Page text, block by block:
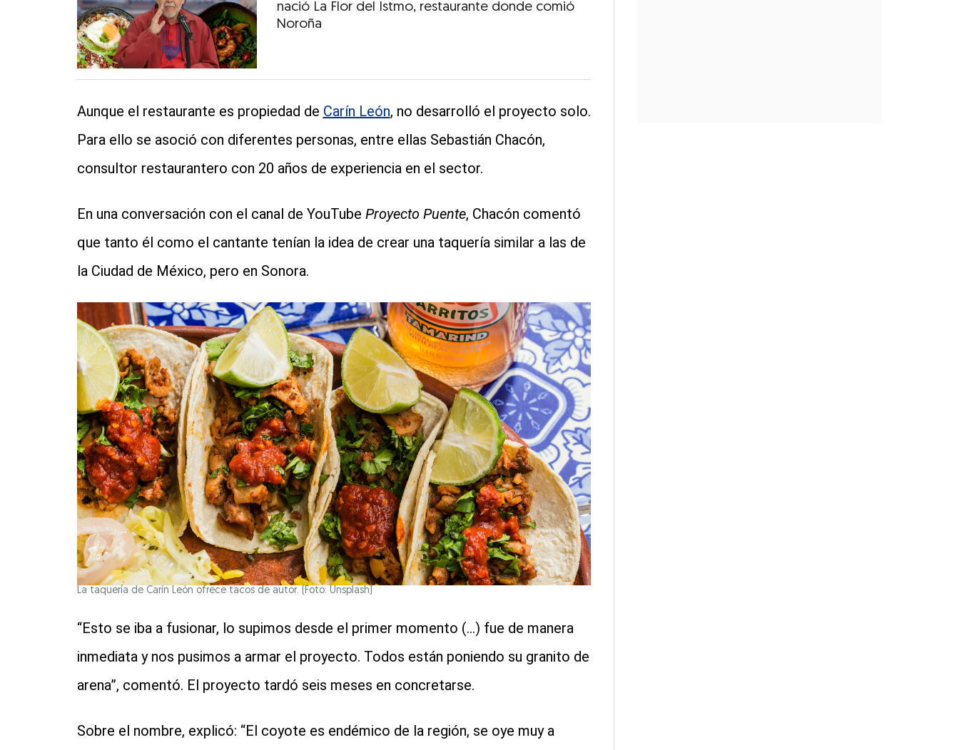
nació La Flor del Istmo, restaurante donde comió
Noroña
Aunque el restaurante es propiedad de Carín León, no desarrolló el proyecto solo.
Para ello se asoció con diferentes personas, entre ellas Sebastián Chacón,
consultor restaurantero con 20 años de experiencia en el sector.
En una conversación con el canal de YouTube Proyecto Puente, Chacón comentó
que tanto él como el cantante tenían la idea de crear una taquería similar a las de
la Ciudad de México, pero en Sonora.
La taquería de Carín León ofrece tacos de autor. (Foto: Unsplash)
“Esto se iba a fusionar, lo supimos desde el primer momento (...) fue de manera
inmediata y nos pusimos a armar el proyecto. Todos están poniendo su granito de
arena”, comentó. El proyecto tardó seis meses en concretarse.
Sobre el nombre, explicó: “El coyote es endémico de la región, se oye muy a